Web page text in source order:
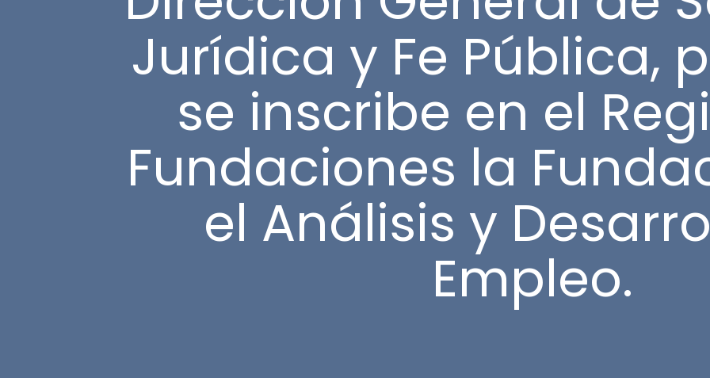
Jurídica y Fe Pública,
se inscribe en el
Fundaciones la
el Análisis y
Empleo.